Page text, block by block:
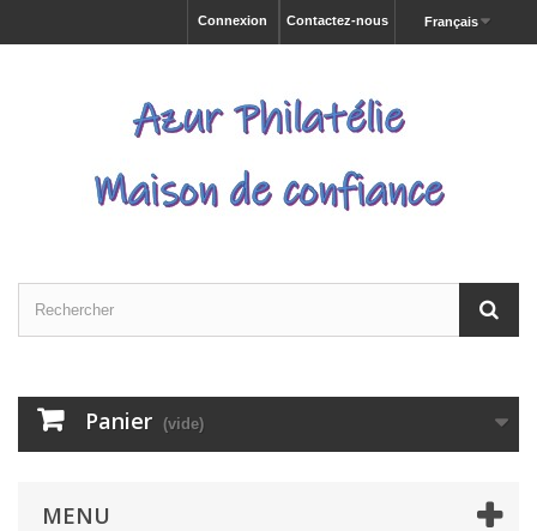
Français
Contactez-nous
Connexion
Panier (vide)
MENU